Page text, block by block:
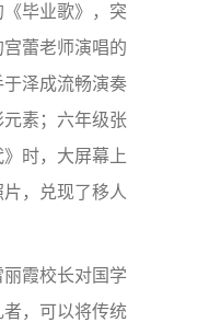
《毕业歌》，突
蕾老师演唱的
于泽成流畅演奏
素；六年级张
时，大屏幕上
，兑现了移人
霞校长对国学
，可以将传统